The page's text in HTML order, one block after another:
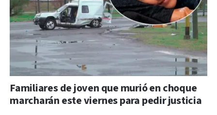
Familiares de joven que murió en choque
marcharán este viernes para pedir justicia